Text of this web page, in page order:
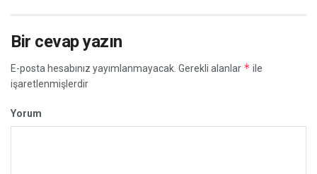
Bir cevap yazın
E-posta hesabınız yayımlanmayacak. Gerekli alanlar * ile
işaretlenmişlerdir
Yorum